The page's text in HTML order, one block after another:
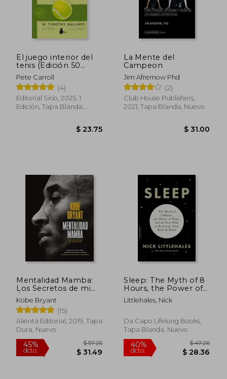
El juego interior del
tenis (Edición 50
aniversario)
Pete Carroll
(4)
Editorial Sirio, 2025, 1
Edición, Tapa Blanda,
$ 23.75
La Mente del
Campeon
Jim Afremow Phd
(2)
Club House Publishers,
2021, Tapa Blanda, Nuevo
Mentalidad Mamba:
Los Secretos de mi
Éxito
Kobe Bryant
(15)
Alienta Editorial, 2019, Tapa
Dura, Nuevo
Sleep: The Myth of 8
Hours, the Power of
Naps, and the New
Plan to Recharge
(en Inglés)
Littlehales, Nick
Da Capo Lifelong Books,
Tapa Blanda, Nuevo